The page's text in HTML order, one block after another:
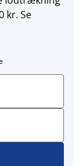
kr. Se